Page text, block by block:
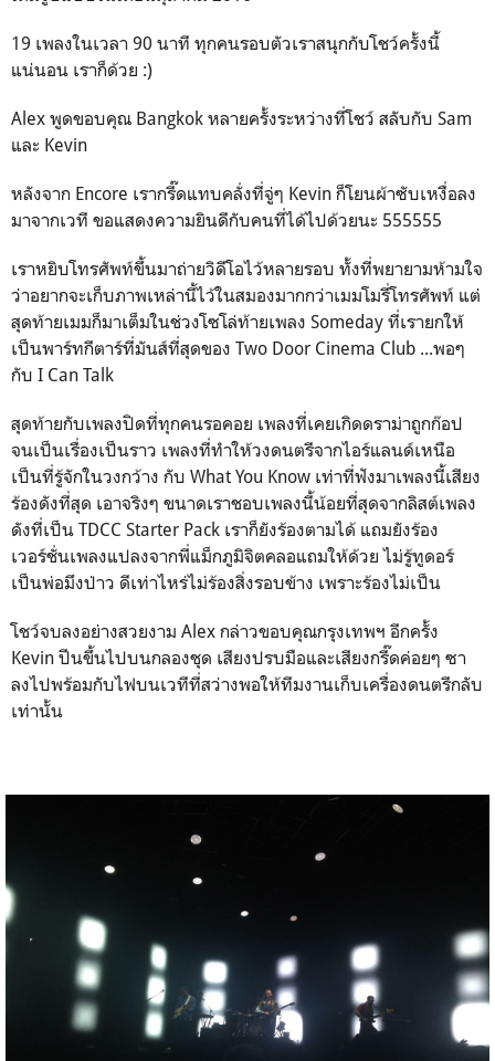
19 เพลงในเวลา 90 นาที ทุกคนรอบตัวเราสนุกกับโชว์ครั้งนี้
แน่นอน เราก็ด้วย :)
Alex พูดขอบคุณ Bangkok หลายครั้งระหว่างที่โชว์ สลับกับ Sam
และ Kevin
หลังจาก Encore เรากรี๊ดแทบคลั่งที่จู่ๆ Kevin ก็โยนผ้าซับเหงื่อลง
มาจากเวที ขอแสดงความยินดีกับคนที่ได้ไปด้วยนะ 555555
เราหยิบโทรศัพท์ขึ้นมาถ่ายวิดีโอไว้หลายรอบ ทั้งที่พยายามห้ามใจ
ว่าอยากจะเก็บภาพเหล่านี้ไว้ในสมองมากกว่าเมมโมรี่โทรศัพท์ แต่
สุดท้ายเมมก็มาเต็มในช่วงโซโล่ท้ายเพลง Someday ที่เรายกให้
เป็นพาร์ทกีตาร์ที่มันส์ที่สุดของ Two Door Cinema Club ...พอๆ
กับ I Can Talk
สุดท้ายกับเพลงปิดที่ทุกคนรอคอย เพลงที่เคยเกิดดราม่าถูกก๊อป
จนเป็นเรื่องเป็นราว เพลงที่ทำให้วงดนตรีจากไอร์แลนด์เหนือ
เป็นที่รู้จักในวงกว้าง กับ What You Know เท่าที่ฟังมาเพลงนี้เสียง
ร้องดังที่สุด เอาจริงๆ ขนาดเราชอบเพลงนี้น้อยที่สุดจากลิสต์เพลง
ดังที่เป็น TDCC Starter Pack เราก็ยังร้องตามได้ แถมยังร้อง
เวอร์ชั่นเพลงแปลงจากพี่แม็กภูมิจิตคลอแถมให้ด้วย ไม่รู้ทูดอร์
เป็นพ่อมึงป่าว ดีเท่าไหร่ไม่ร้องสิ่งรอบข้าง เพราะร้องไม่เป็น
โชว์จบลงอย่างสวยงาม Alex กล่าวขอบคุณกรุงเทพฯ อีกครั้ง
Kevin ปีนขึ้นไปบนกลองชุด เสียงปรบมือและเสียงกรี๊ดค่อยๆ ซา
ลงไปพร้อมกับไฟบนเวทีที่สว่างพอให้ทีมงานเก็บเครื่องดนตรีกลับ
เท่านั้น